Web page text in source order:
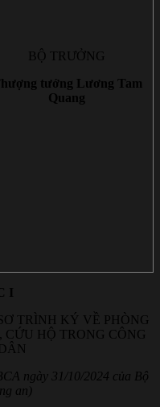
BỘ TRƯỞNG
tướng Lương Tam
Quang
I
TRÌNH KÝ VỀ PHÒNG
HỘ TRONG CÔNG
ngày 31/10/2024 của Bộ
an)